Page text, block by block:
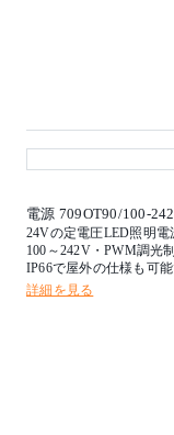
電源 709OT90/100-
24Vの定電圧LED照明電
100～242V・PWM調光
IP66で屋外の仕様も可能
詳細を見る